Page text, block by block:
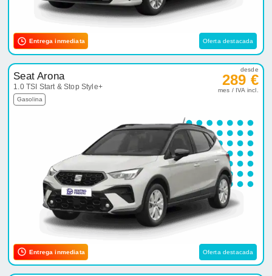
Entrega inmediata Oferta destacada
Seat Arona
1.0 TSI Start & Stop Style+
Gasolina
desde
289 €
mes / IVA incl.
Entrega inmediata Oferta destacada